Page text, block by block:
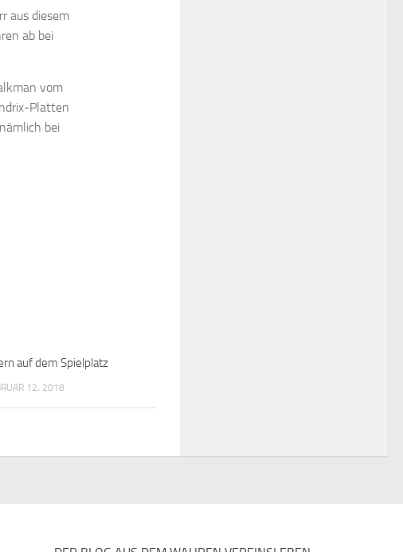
aus diesem
ab bei
vom
Platten
bei
auf dem Spielplatz
12, 2018